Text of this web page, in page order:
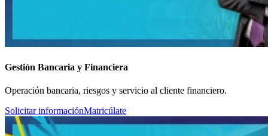
Gestión Bancaria y Financiera
Operación bancaria, riesgos y servicio al cliente financiero.
Solicitar informaciónMatricúlate